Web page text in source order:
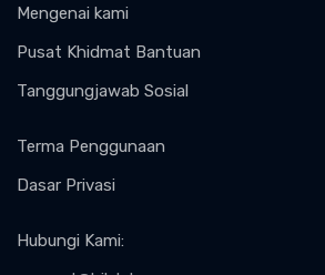
Mengenai kami
Pusat Khidmat Bantuan
Tanggungjawab Sosial
Terma Penggunaan
Dasar Privasi
Hubungi Kami: